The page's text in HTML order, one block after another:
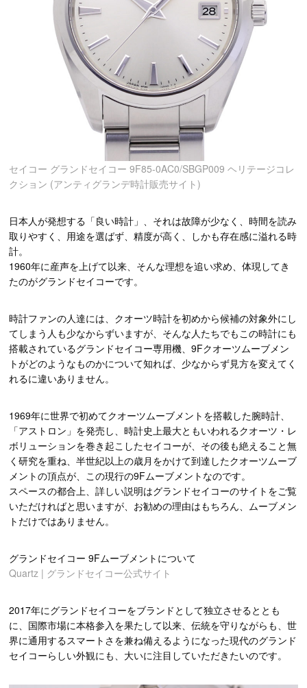
セイコー グランドセイコー 9F85-0AC0/SBGP009 ヘリテージコレ
クション (アンティグランデ時計販売サイト)
日本人が発想する「良い時計」、それは故障が少なく、時間を読み
取りやすく、用途を選ばず、精度が高く、しかも存在感に溢れる時
計。
1960年に産声を上げて以来、そんな理想を追い求め、体現してき
たのがグランドセイコーです。
時計ファンの人達には、クオーツ時計を初めから候補の対象外にし
てしまう人も少なからずいますが、そんな人たちでもこの時計にも
搭載されているグランドセイコー専用機、9Fクオーツムーブメン
トがどのようなものかについて知れば、少なからず見方を変えてく
れるに違いありません。
1969年に世界で初めてクオーツムーブメントを搭載した腕時計、
「アストロン」を発売し、時計史上最大ともいわれるクオーツ・レ
ボリューションを巻き起こしたセイコーが、その後も絶えること無
く研究を重ね、半世紀以上の歳月をかけて到達したクオーツムーブ
メントの頂点が、この現行の9Fムーブメントなのです。
スペースの都合上、詳しい説明はグランドセイコーのサイトをご覧
いただければと思いますが、お勧めの理由はもちろん、ムーブメン
トだけではありません。
グランドセイコー 9Fムーブメントについて
Quartz | グランドセイコー公式サイト
2017年にグランドセイコーをブランドとして独立させるととも
に、国際市場に本格参入を果たして以来、伝統を守りながらも、世
界に通用するスマートさを兼ね備えるようになった現代のグランド
セイコーらしい外観にも、大いに注目していただきたいのです。